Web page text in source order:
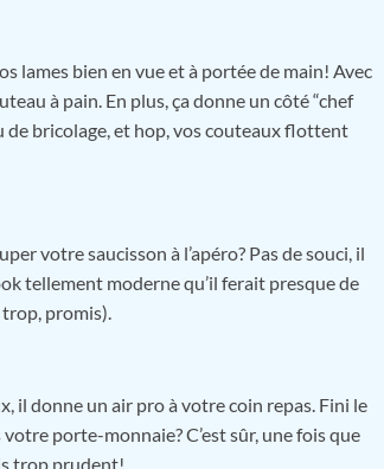
lames bien en vue et à portée de main! Avec
à pain. En plus, ça donne un côté “chef
de bricolage, et hop, vos couteaux flottent
votre saucisson à l’apéro? Pas de souci, il
tellement moderne qu’il ferait presque de
promis).
il donne un air pro à votre coin repas. Fini le
porte-monnaie? C’est sûr, une fois que
trop prudent!